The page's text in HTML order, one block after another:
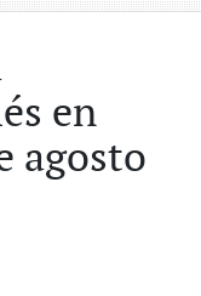
en
agosto